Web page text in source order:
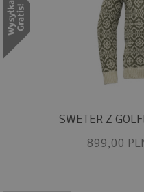
SWETER Z
899,00